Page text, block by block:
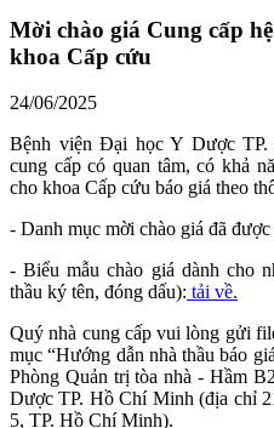
Mời chào giá Cung cấp
khoa Cấp cứu
24/06/2025
Bệnh viện Đại học Y Dược
cung cấp có quan tâm, có khả
cho khoa Cấp cứu báo giá theo
- Danh mục mời chào giá đã
- Biểu mẫu chào giá dành cho
thầu ký tên, đóng dấu): tải về.
Quý nhà cung cấp vui lòng gửi
mục “Hướng dẫn nhà thầu báo
Phòng Quản trị tòa nhà - Hầm
Dược TP. Hồ Chí Minh (địa chỉ
5, TP. Hồ Chí Minh).